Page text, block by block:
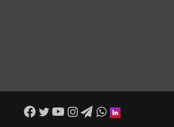
Facebook
Twitter
YouTube
Instagram
Telegram
WhatsApp